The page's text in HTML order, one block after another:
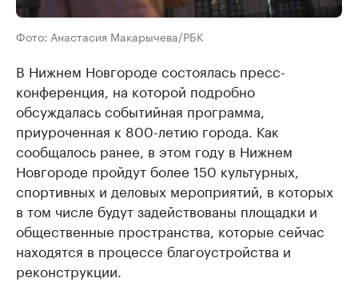
Фото: Анастасия Макарычева/РБК
В Нижнем Новгороде состоялась пресс-
конференция, на которой подробно
обсуждалась событийная программа,
приуроченная к 800-летию города. Как
сообщалось ранее, в этом году в Нижнем
Новгороде пройдут более 150 культурных,
спортивных и деловых мероприятий, в которых
в том числе будут задействованы площадки и
общественные пространства, которые сейчас
находятся в процессе благоустройства и
реконструкции.